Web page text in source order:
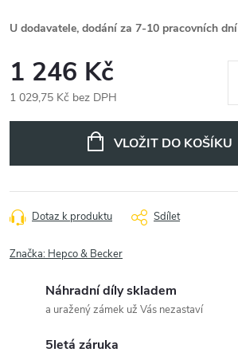
U dodavatele, dodání za 7-10 pracovních dní
1 246 Kč
1 029,75 Kč bez DPH
VLOŽIT DO KOŠÍKU
Dotaz k produktu Sdílet
Značka: Hepco & Becker
Náhradní díly skladem
a uražený zámek už Vás nezastaví
5letá záruka